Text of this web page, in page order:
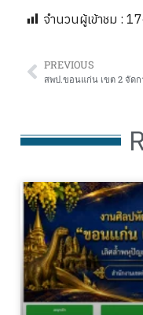
จำนวนผู้เข้าชม :
PREVIOUS